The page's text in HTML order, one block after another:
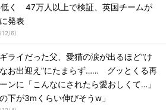
く 47万人以上で検証、英国チームが
発表
12/6)
ライだった父、愛猫の涙が出るほど“け
お出迎え”にたまらず…… グッとくる再
ンに「こんなにされたら愛おしくて…」
の下が3mくらい伸びそうw」